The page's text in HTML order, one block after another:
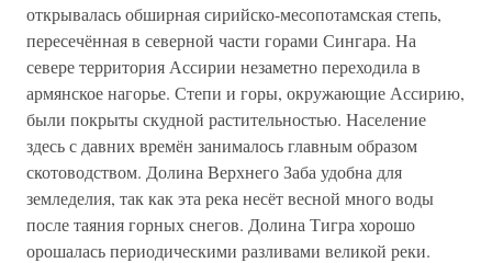
открывалась обширная сирийско-месопотамская степь,
пересечённая в северной части горами Сингара. На
севере территория Ассирии незаметно переходила в
армянское нагорье. Степи и горы, окружающие Ассирию,
были покрыты скудной растительностью. Население
здесь с давних времён занималось главным образом
скотоводством. Долина Верхнего Заба удобна для
земледелия, так как эта река несёт весной много воды
после таяния горных снегов. Долина Тигра хорошо
орошалась периодическими разливами великой реки.